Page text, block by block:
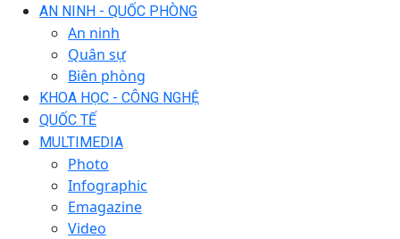
AN NINH - QUỐC PHÒNG
An ninh
Quân sự
Biên phòng
KHOA HỌC - CÔNG NGHỆ
QUỐC TẾ
MULTIMEDIA
Photo
Infographic
Emagazine
Video